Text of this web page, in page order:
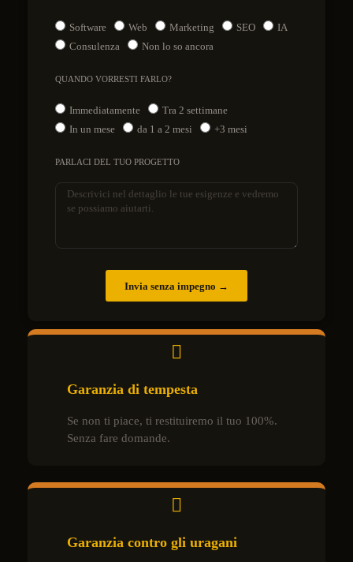
Software Web Marketing SEO
IA
Consulenza
Non lo so ancora
QUANDO VORRESTI FARLO?
Immediatamente
Tra 2 settimane
In un mese
da 1 a 2 mesi +3 mesi
PARLACI DEL TUO PROGETTO
Invia senza impegno →
Garanzia di tempesta
Se non ti piace, ti restituiremo il tuo 100%.
Senza fare domande.
Garanzia contro gli uragani